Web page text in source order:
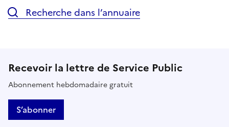
Recherche dans l’annuaire
Recevoir la lettre de Service Public
Abonnement hebdomadaire gratuit
S’abonner